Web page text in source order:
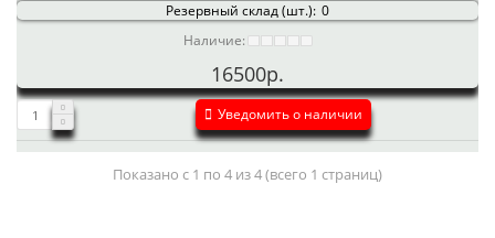
Резервный склад (шт.): 0
Наличие:
16500р.
Уведомить о наличии
Показано с 1 по 4 из 4 (всего 1 страниц)